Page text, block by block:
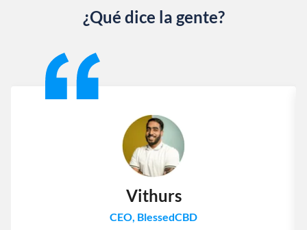
¿Qué dice la gente?
Vithurs
CEO, BlessedCBD